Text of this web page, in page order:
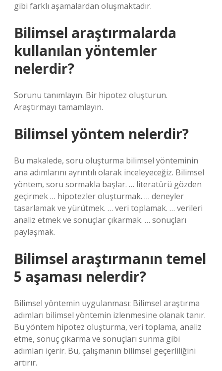
gibi farklı aşamalardan oluşmaktadır.
Bilimsel araştırmalarda
kullanılan yöntemler
nelerdir?
Sorunu tanımlayın. Bir hipotez oluşturun.
Araştırmayı tamamlayın.
Bilimsel yöntem nelerdir?
Bu makalede, soru oluşturma bilimsel yönteminin
ana adımlarını ayrıntılı olarak inceleyeceğiz. Bilimsel
yöntem, soru sormakla başlar. … literatürü gözden
geçirmek … hipotezler oluşturmak. … deneyler
tasarlamak ve yürütmek. … veri toplamak. … verileri
analiz etmek ve sonuçlar çıkarmak. … sonuçları
paylaşmak.
Bilimsel araştırmanın temel
5 aşaması nelerdir?
Bilimsel yöntemin uygulanması: Bilimsel araştırma
adımları bilimsel yöntemin izlenmesine olanak tanır.
Bu yöntem hipotez oluşturma, veri toplama, analiz
etme, sonuç çıkarma ve sonuçları sunma gibi
adımları içerir. Bu, çalışmanın bilimsel geçerliliğini
artırır.